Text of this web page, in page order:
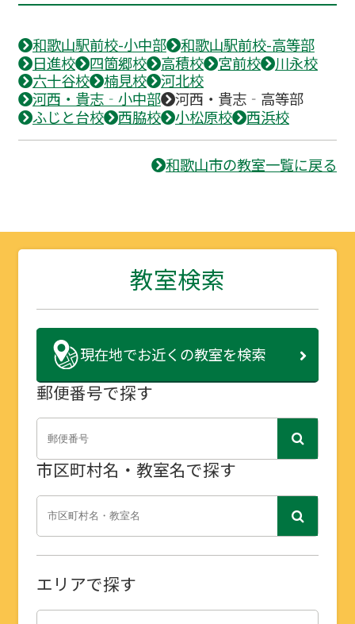
和歌山駅前校-小中部
和歌山駅前校-高等部
日進校
四箇郷校 高積校 宮前校
川永校
六十谷校
楠見校
河北校
河西・貴志‐小中部
河西・貴志‐高等部
ふじと台校
西脇校 小松原校 西浜校
和歌山市の教室一覧に戻る
教室検索
現在地でお近くの教室を検索
郵便番号で探す
市区町村名・教室名で探す
エリアで探す